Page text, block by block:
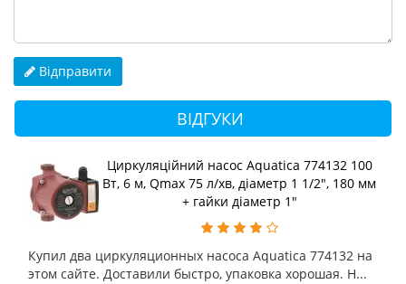
Відправити
ВІДГУКИ
Циркуляційний насос Aquatica 774132 100
Вт, 6 м, Qmax 75 л/хв, діаметр 1 1/2", 180 мм
+ гайки діаметр 1"
Купил два циркуляционных насоса Aquatica 774132 на
этом сайте. Доставили быстро, упаковка хорошая. Н...